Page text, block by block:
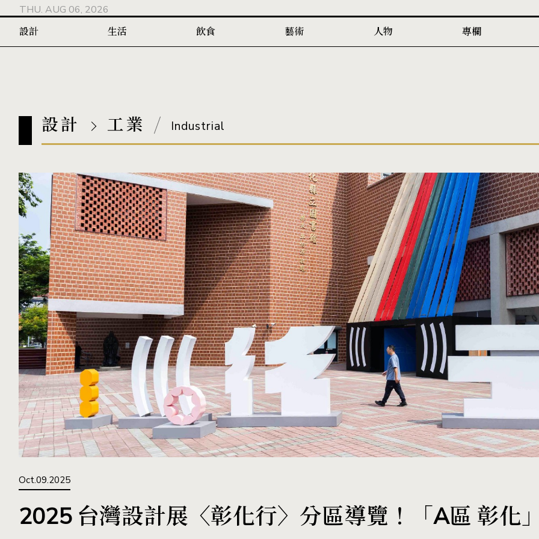
THU. AUG 06, 2026
設計
生活 飲食 藝術 人物 專欄
設計 工業 Industrial
Oct.09.2025
2025 台灣設計展〈彰化行〉分區導覽！「A區 彰化